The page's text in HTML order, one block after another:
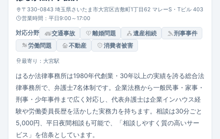
〒330-0843 埼玉県さいたま市大宮区吉敷町1丁目62 マレーS・Tビル 403
営業時間：平日9:00～17:00
対応分野 交通事故 離婚問題 遺産相続
刑事事件
労働問題
不動産 消費者被害
最寄り：大宮駅
はるか法律事務所は1980年代創業・30年以上の実績を誇る総合法
律事務所で、弁護士7名体制です。企業法務から一般民事・家事・
刑事・少年事件まで広く対応し、代表弁護士は企業インハウス経
験や労働委員長歴を活かした実務力を持ちます。相談は30分ごと
5,000円、平日夜間相談も可能で、「相談しやすく質の高いサー
ビス」を信条としています。